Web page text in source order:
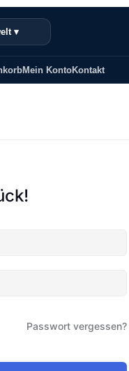
▾
Mein KontoKontakt
Passwort vergessen?